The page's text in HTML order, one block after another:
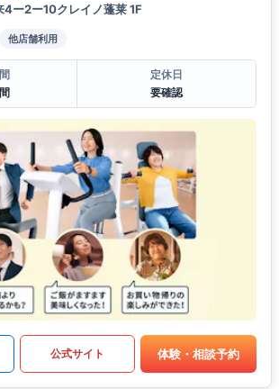
4ー2ー10クレイノ蓬莱 1F
他店舗利用
定休日
要確認
公式サイト 体験・相談予約